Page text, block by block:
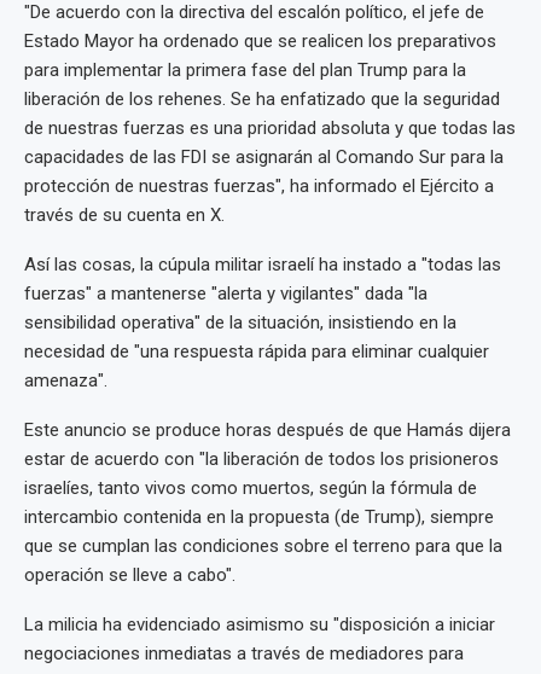
"De acuerdo con la directiva del escalón político, el jefe de
Estado Mayor ha ordenado que se realicen los preparativos
para implementar la primera fase del plan Trump para la
liberación de los rehenes. Se ha enfatizado que la seguridad
de nuestras fuerzas es una prioridad absoluta y que todas las
capacidades de las FDI se asignarán al Comando Sur para la
protección de nuestras fuerzas", ha informado el Ejército a
través de su cuenta en X.
Así las cosas, la cúpula militar israelí ha instado a "todas las
fuerzas" a mantenerse "alerta y vigilantes" dada "la
sensibilidad operativa" de la situación, insistiendo en la
necesidad de "una respuesta rápida para eliminar cualquier
amenaza".
Este anuncio se produce horas después de que Hamás dijera
estar de acuerdo con "la liberación de todos los prisioneros
israelíes, tanto vivos como muertos, según la fórmula de
intercambio contenida en la propuesta (de Trump), siempre
que se cumplan las condiciones sobre el terreno para que la
operación se lleve a cabo".
La milicia ha evidenciado asimismo su "disposición a iniciar
negociaciones inmediatas a través de mediadores para